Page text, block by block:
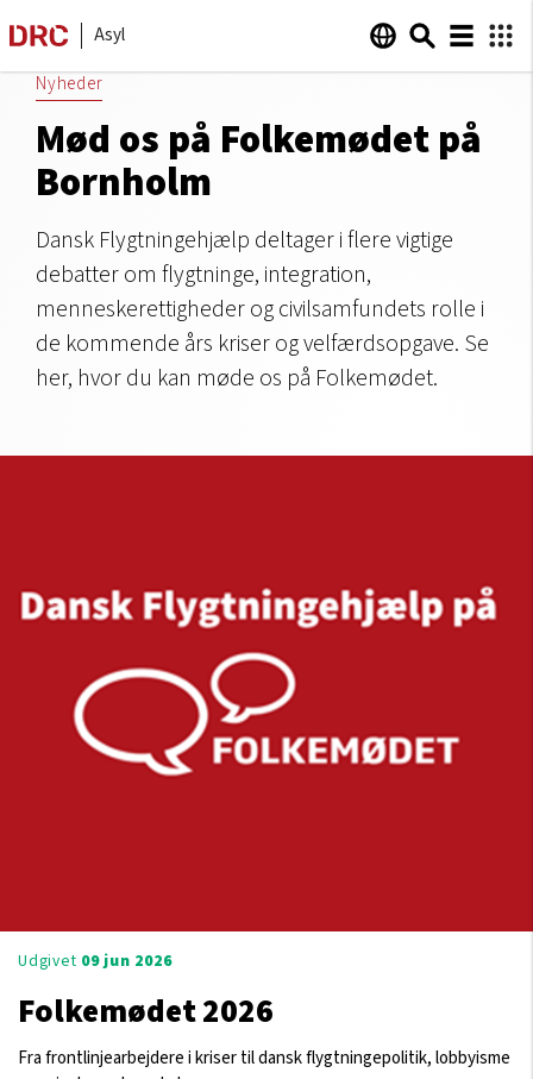
Asyl
Nyheder
Mød os på Folkemødet på
Bornholm
Dansk Flygtningehjælp deltager i flere vigtige
debatter om flygtninge, integration,
menneskerettigheder og civilsamfundets rolle i
de kommende års kriser og velfærdsopgave. Se
her, hvor du kan møde os på Folkemødet.
Udgivet 09 jun 2026
Folkemødet 2026
Fra frontlinjearbejdere i kriser til dansk flygtningepolitik, lobbyisme